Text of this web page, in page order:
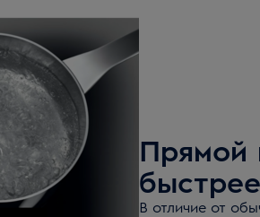
Прямой
В отличие от